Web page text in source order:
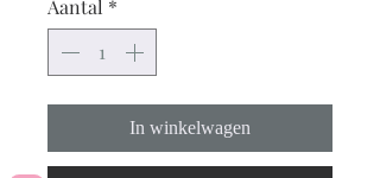
Aantal *
In winkelwagen